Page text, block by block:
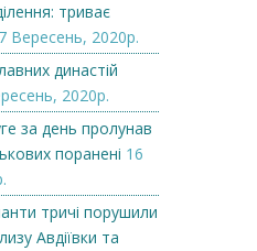
триває
Вересень, 2020р.
династій
2020р.
за день пролунав
поранені 16
тричі порушили
Авдіївки та